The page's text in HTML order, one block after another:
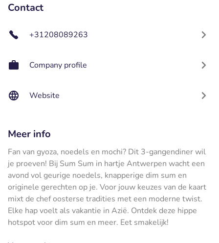
Contact
+31208089263
Company profile
Website
Meer info
Fan van gyoza, noedels en mochi? Dit 3-gangendiner wil
je proeven! Bij Sum Sum in hartje Antwerpen wacht een
avond vol geurige noedels, knapperige dim sum en
originele gerechten op je. Voor jouw keuzes van de kaart
mixt de chef oosterse tradities met een moderne twist.
Elke hap voelt als vakantie in Azië. Ontdek deze hippe
hotspot voor dim sum en meer. Eet smakelijk!